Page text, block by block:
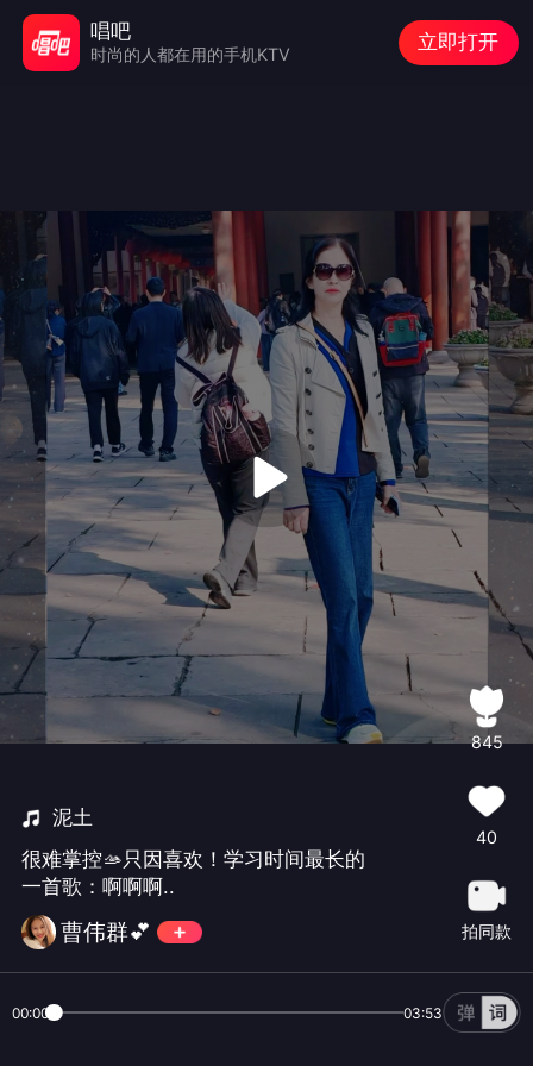
泥土
很难掌控🫴只因喜欢！学习时间最长的
一首歌：啊啊啊..
曹伟群💕
845
40
拍同款
00:00 03:53
唱吧
时尚的人都在用的手机KTV
立即打开